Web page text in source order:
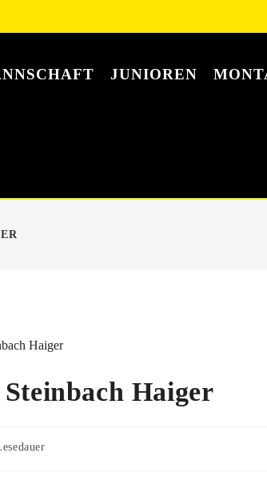
JUNIOREN
Haiger